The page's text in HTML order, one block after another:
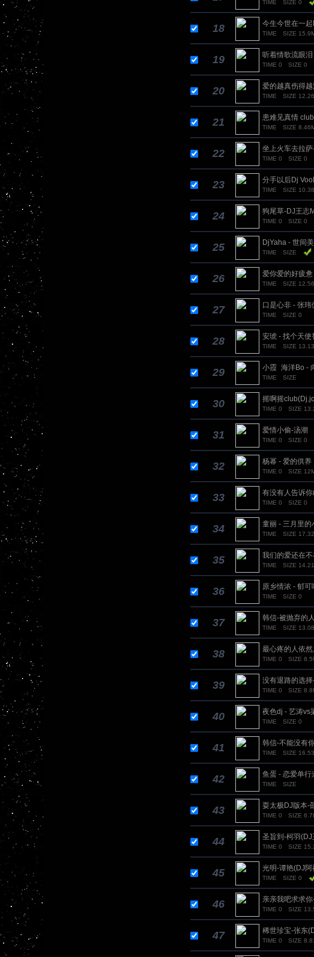
TIME SIZE 0
18 今生今世在一
TIME SIZE
19 听着情歌流眼泪
TIME 0 SIZE 0
20 爱的越真伤得
TIME SIZE
21 患难见真情
TIME SIZE
22 坐上火车去拉
TIME 0 SIZE 0
23 分手以后Dj
TIME SIZE
24 狗尾草-DJ王志
TIME 0 SIZE 0
25 DjYaha - 世间
TIME SIZE
26 爱你爱的好疲
TIME SIZE
27 口是心非 - 张
TIME SIZE 0
28 安琥 - 找个天
TIME SIZE
29 小霞_海洋Bo -
TIME SIZE
30 摇啊摇
TIME 0 SIZE
31 爱情小偷-汤潮
TIME 0 SIZE 0
32 杨幂 - 爱的供养
TIME 0 SIZE
33 有没有人告诉
TIME 0 SIZE 0
34 童丽 - 三月里
TIME SIZE
35 我们的爱还在
TIME SIZE
36 原乡情浓 - 郁
TIME SIZE 0
37 韩信-被抛弃的
TIME SIZE
38 最心疼的人依
TIME 0 SIZE
39 没有退路的选
TIME 0 SIZE
40 夜色dj - 艺涛vs
TIME SIZE 0
41 韩信-不能没有
TIME SIZE
42 鱼蛋 - 恋爱单行
TIME SIZE
43 耍太极DJ版本-
TIME 0 SIZE
44 圣旨到-柯羽(DJ
TIME 0 SIZE
45 光明-谭艳(DJ
TIME SIZE 0
46 亲亲我吧求求
TIME 0 SIZE
47 稀世珍宝-张东
TIME 0 SIZE